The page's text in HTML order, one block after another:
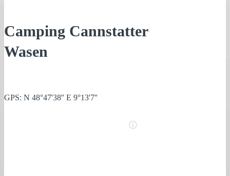
Camping Cannstatter
Wasen
GPS: N 48°47'38'' E 9°13'7''